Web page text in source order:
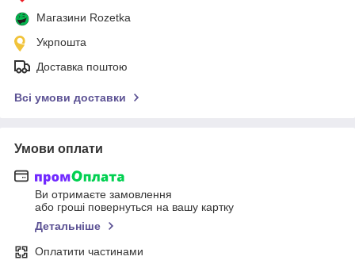
Магазини Rozetka
Укрпошта
Доставка поштою
Всі умови доставки
Умови оплати
Ви отримаєте замовлення
або гроші повернуться на вашу картку
Детальніше
Оплатити частинами